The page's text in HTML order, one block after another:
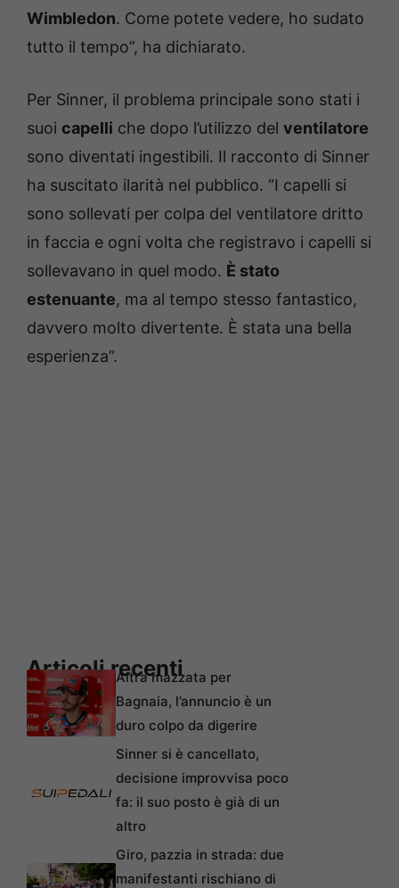
Wimbledon. Come potete vedere, ho sudato
tutto il tempo”, ha dichiarato.
Per Sinner, il problema principale sono stati i
suoi capelli che dopo l’utilizzo del ventilatore
sono diventati ingestibili. Il racconto di Sinner
ha suscitato ilarità nel pubblico. “I capelli si
sono sollevati per colpa del ventilatore dritto
in faccia e ogni volta che registravo i capelli si
sollevavano in quel modo. È stato
estenuante, ma al tempo stesso fantastico,
davvero molto divertente. È stata una bella
esperienza”.
Articoli recenti
Altra mazzata per
Bagnaia, l’annuncio è un
duro colpo da digerire
Sinner si è cancellato,
decisione improvvisa poco
fa: il suo posto è già di un
altro
Giro, pazzia in strada: due
manifestanti rischiano di